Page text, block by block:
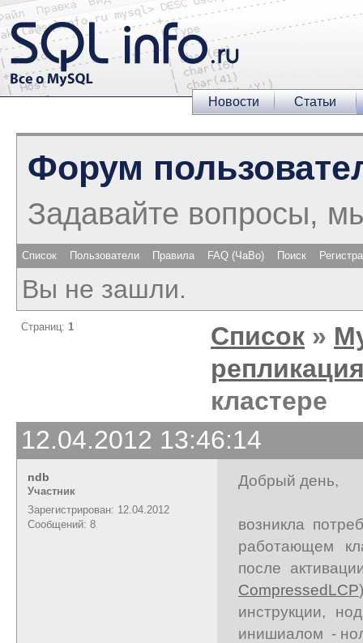
Новости Статьи
Форум
Задавайте вопросы,
Список Пользователи Правила FAQ (ЧаВо) Поиск
Вы не зашли.
Страниц: 1 Список »
кластере
12.04.2012 13:46:14
ndb
Участник
Зарегистрирован: 12.04.2012
Сообщений: 8
Добрый день,
возникла
работающем
после
CompressedLCP
инструкции,
инишиалом -